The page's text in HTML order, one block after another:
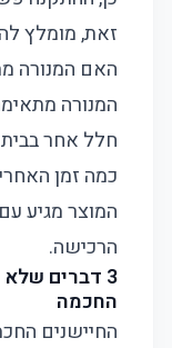
זאת, מומלץ
האם המנורה
המנורה
חלל אחר
כמה זמן
המוצר מגיע
הרכישה.
3 דברים
החכמה
החיישנים